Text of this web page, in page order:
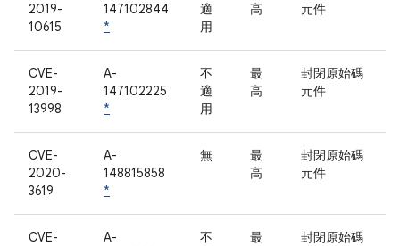
2019-
10615
147102844
*
適
用
高
元件
CVE-
2019-
13998
A-
147102225
*
不
適
用
最
高
封閉原始碼
元件
CVE-
2020-
3619
A-
148815858
*
無
最
高
封閉原始碼
元件
CVE-
A-
不
最
封閉原始碼